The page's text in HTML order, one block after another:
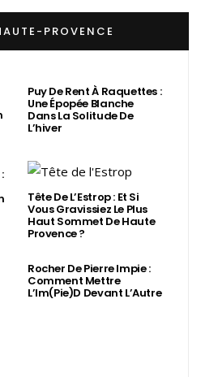
PROVENCE
Puy De Rent À Raquettes :
Une Épopée Blanche
Dans La Solitude De
L’hiver
Tête De L’Estrop : Et Si
Vous Gravissiez Le Plus
Haut Sommet De Haute
Provence ?
Rocher De Pierre Impie :
Comment Mettre
L’Im(Pie)d Devant L’Autre